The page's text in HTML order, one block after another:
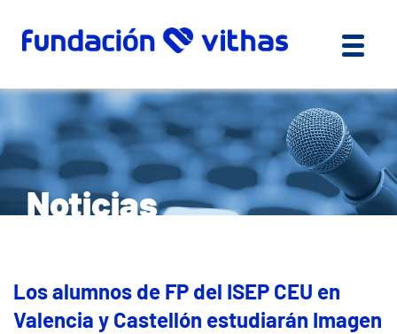
Noticias
Los alumnos de FP del ISEP CEU en
Valencia y Castellón estudiarán Imagen